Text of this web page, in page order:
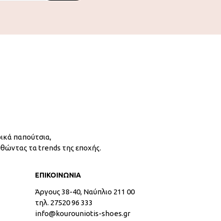
παπούτσια,
τα trends της εποχής.
ΕΠΙΚΟΙΝΩΝΙΑ
Άργους 38-40, Ναύπλιο 211 00
τηλ. 27520 96 333
info@kourouniotis-shoes.gr